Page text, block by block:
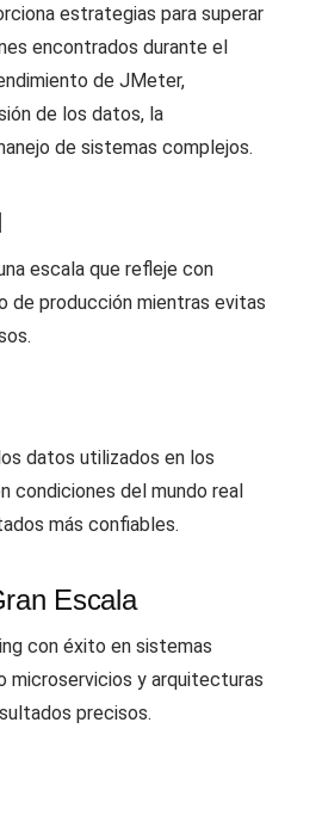
estrategias para superar
encontrados durante el
de JMeter,
de los datos, la
de sistemas complejos.
escala que refleje con
de producción mientras evitas
datos utilizados en los
condiciones del mundo real
más confiables.
Escala
con éxito en sistemas
microservicios y arquitecturas
precisos.